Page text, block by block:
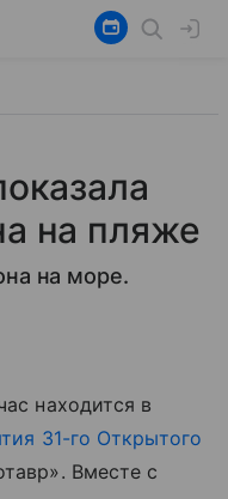
на пляже
на море.
находится в
31-го Открытого
Вместе с